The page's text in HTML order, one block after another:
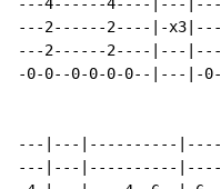
---4------4----|---
---2------2----|-
---2------2----|---
-0-0--0-0-0-0--|---|-
---|---|----------
---|---|----------